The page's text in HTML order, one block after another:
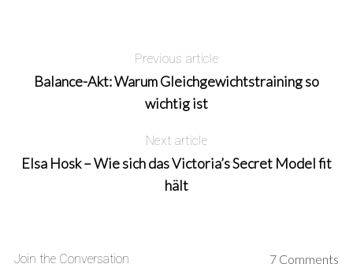
Previous article
Balance-Akt: Warum Gleichgewichtstraining so
wichtig ist
Next article
Elsa Hosk – Wie sich das Victoria’s Secret Model fit
hält
Join the Conversation 7 Comments
o